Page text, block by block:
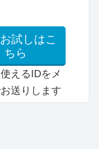
お試しはこ
ちら
えるIDをメ
送りします